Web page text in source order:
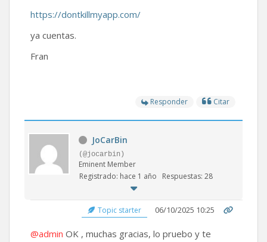
https://dontkillmyapp.com/
ya cuentas.
Fran
Responder Citar
JoCarBin
(@jocarbin)
Eminent Member
Registrado: hace 1 año
Respuestas: 28
Topic starter 06/10/2025 10:25
@admin OK , muchas gracias, lo pruebo y te